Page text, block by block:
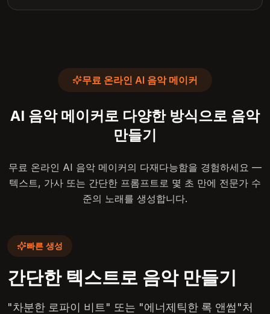
무료 온라인 AI 음악 메이커
AI 음악 메이커로 다양한 방식으로 음악
만들기
무료 온라인 AI 음악 메이커의 다재다능함을 경험하세요 —
텍스트, 가사 또는 간단한 프롬프트로 몇 초 만에 전문가 수
준의 노래를 생성합니다.
빠른 생성
간단한 텍스트로 음악 만들기
"차분한 로파이 비트" 또는 "에너제틱한 록 앤썸"처